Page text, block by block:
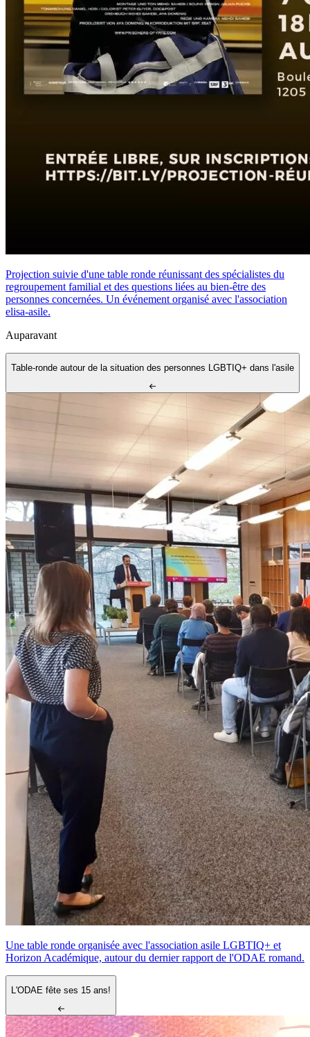
Projection suivie d'une table ronde réunissant des spécialistes du
regroupement familial et des questions liées au bien-être des
personnes concernées. Un événement organisé avec l'association
elisa-asile.
Auparavant
Table-ronde autour de la situation des personnes LGBTIQ+ dans l'asile
Une table ronde organisée avec l'association asile LGBTIQ+ et
Horizon Académique, autour du dernier rapport de l'ODAE romand.
L'ODAE fête ses 15 ans!